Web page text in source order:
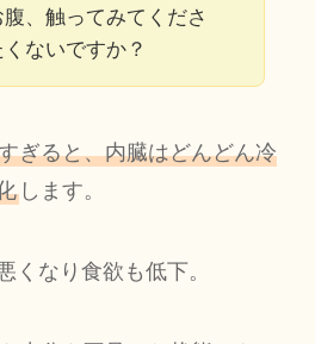
腹、触ってみてくださ
ないですか？
ぎると、内臓はどんどん冷
します。
くなり食欲も低下。